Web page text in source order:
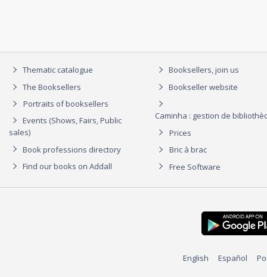
Thematic catalogue
The Booksellers
Portraits of booksellers
Events (Shows, Fairs, Public
sales)
Book professions directory
Find our books on Addall
Booksellers, join us
Bookseller website
Caminha : gestion de
Prices
Bric à brac
Free Software
English Español